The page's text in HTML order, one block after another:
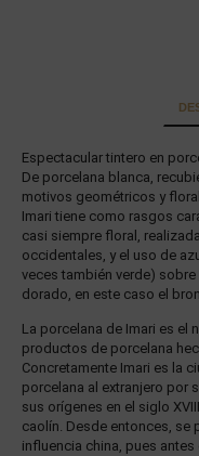
Espectacular tintero en
De porcelana blanca,
motivos geométricos y
Imari tiene como rasgos
casi siempre floral,
occidentales, y el uso de
veces también verde)
dorado, en este caso el
La porcelana de Imari es el
productos de porcelana
Concretamente Imari es la
porcelana al extranjero por
sus orígenes en el siglo
caolín. Desde entonces, se
influencia china, pues